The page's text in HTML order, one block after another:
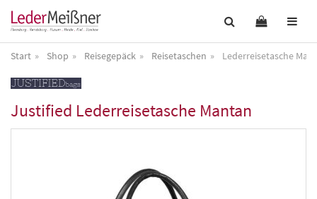
Start Shop Reisegepäck Reisetaschen Lederreisetasche
Justified Lederreisetasche Mantan